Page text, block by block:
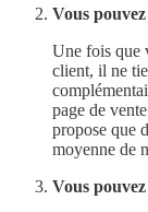
Vous
Une fois que
client, il ne
page de
propose que
moyenne de
Vous